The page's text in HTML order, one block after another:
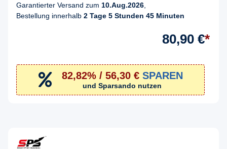
Garantierter Versand zum 10.Aug.2026
Bestellung innerhalb 2 Tage 5 Stunden 45 Minuten
80,90 €*
82,82% / 56,30 € SPAREN
und Sparsando nutzen